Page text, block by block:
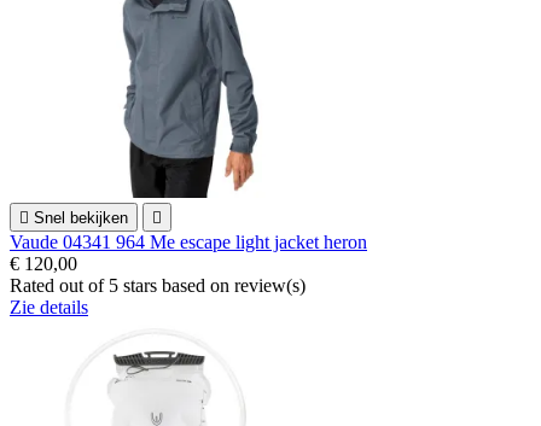
 Snel bekijken 
Vaude 04341 964 Me escape light jacket heron
€ 120,00
Rated out of 5 stars based on review(s)
Zie details